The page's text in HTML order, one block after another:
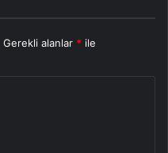
Gerekli alanlar * ile